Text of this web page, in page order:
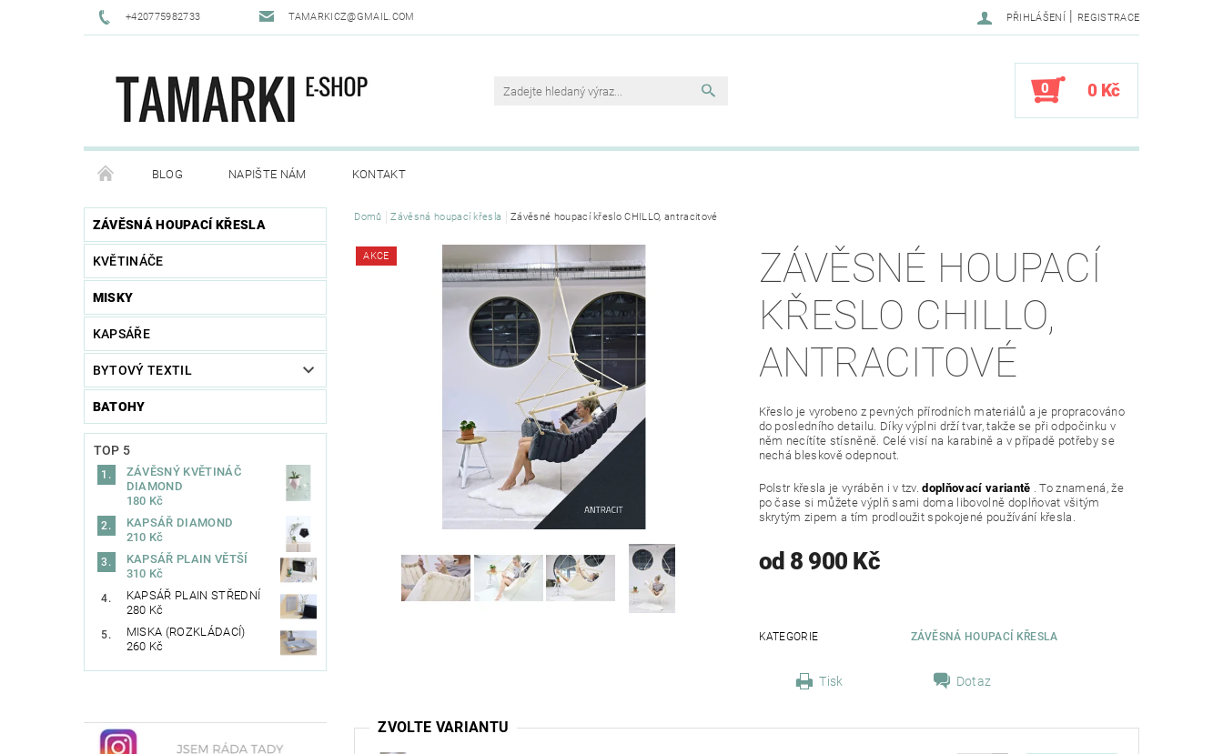
+420775982733 TAMARKICZ@GMAIL.COM PŘIHLÁŠENÍ | REGISTRACE
0 0 Kč
BLOG NAPIŠTE NÁM KONTAKT
ZÁVĚSNÁ HOUPACÍ KŘESLA
KVĚTINÁČE
MISKY
KAPSÁŘE
BYTOVÝ TEXTIL
BATOHY
TOP 5
ZÁVĚSNÝ KVĚTINÁČ
DIAMOND
180 Kč
KAPSÁŘ DIAMOND
210 Kč
KAPSÁŘ PLAIN VĚTŠÍ
310 Kč
KAPSÁŘ PLAIN STŘEDNÍ
280 Kč
MISKA (ROZKLÁDACÍ)
260 Kč
Domů Závěsná houpací křesla Závěsné houpací křeslo CHILLO, antracitové
AKCE
ZÁVĚSNÉ HOUPACÍ
KŘESLO CHILLO,
ANTRACITOVÉ
Křeslo je vyrobeno z pevných přírodních materiálů a je propracováno
do posledního detailu. Díky výplni drží tvar, takže se při odpočinku v
něm necítíte stísněně. Celé visí na karabině a v případě potřeby se
nechá bleskově odepnout.
Polstr křesla je vyráběn i v tzv.doplňovací variantě . To znamená, že
po čase si můžete výplň sami doma libovolně doplňovat všitým
skrytým zipem a tím prodloužit spokojené používání křesla.
od 8 900 Kč
KATEGORIE ZÁVĚSNÁ HOUPACÍ KŘESLA
Tisk Dotaz
ZVOLTE VARIANTU